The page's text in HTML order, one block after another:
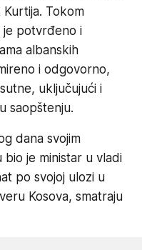
Tokom
je potvrđeno i
albanskih
i odgovorno,
uključujući i
saopštenju.
dana svojim
bio je ministar u vladi
po svojoj ulozi u
Kosova, smatraju